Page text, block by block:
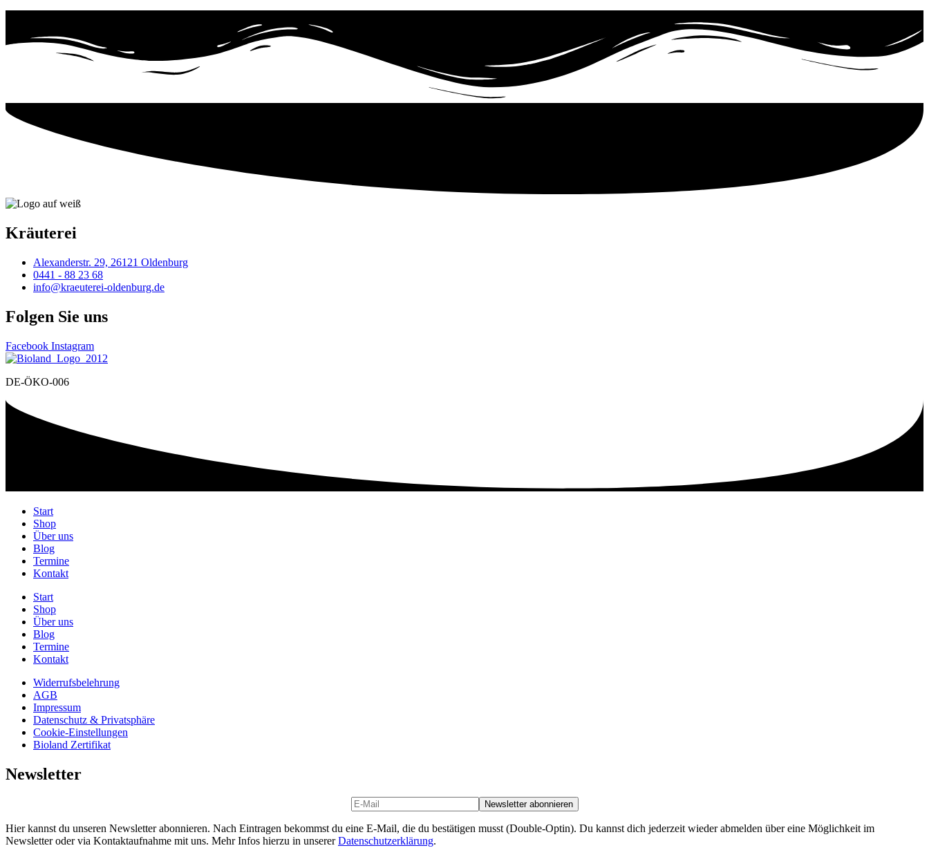
Kräuterei
Alexanderstr. 29, 26121 Oldenburg
0441 - 88 23 68
info@kraeuterei-oldenburg.de
Folgen Sie uns
Facebook Instagram
DE-ÖKO-006
Start
Shop
Über uns
Blog
Termine
Kontakt
Start
Shop
Über uns
Blog
Termine
Kontakt
Widerrufsbelehrung
AGB
Impressum
Datenschutz & Privatsphäre
Cookie-Einstellungen
Bioland Zertifikat
Newsletter
Hier kannst du unseren Newsletter abonnieren. Nach Eintragen bekommst du eine E-Mail, die du bestätigen musst (Double-Optin). Du kannst dich jederzeit wieder abmelden über eine Möglichkeit im
Newsletter oder via Kontaktaufnahme mit uns. Mehr Infos hierzu in unsererDatenschutzerklärung.